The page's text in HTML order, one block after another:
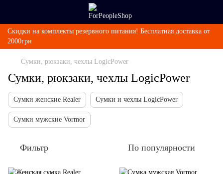
Скидки на комплекты резервного питания! Бесплатная доставка от
2000грн
Сумки, рюкзаки, чехлы LogicPower
Сумки, рюкзаки, чехлы LogicPower
Сумки женские Realer Сумки и чехлы LogicPower
Сумки мужские Vormor
Фильтр По популярности